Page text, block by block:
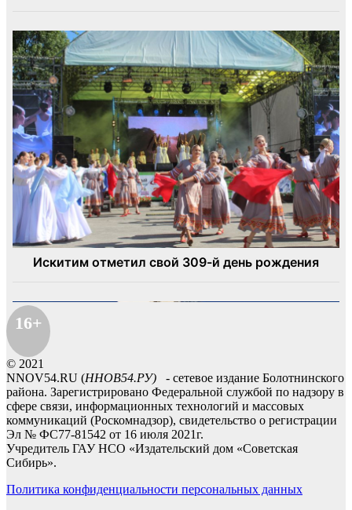
16+
© 2021
NNOV54.RU (ННОВ54.РУ) - сетевое издание Болотнинского
района. Зарегистрировано Федеральной службой по надзору в
сфере связи, информационных технологий и массовых
коммуникаций (Роскомнадзор), свидетельство о регистрации
Эл № ФС77-81542 от 16 июля 2021г.
Учредитель ГАУ НСО «Издательский дом «Советская
Сибирь».
Политика конфиденциальности персональных данных